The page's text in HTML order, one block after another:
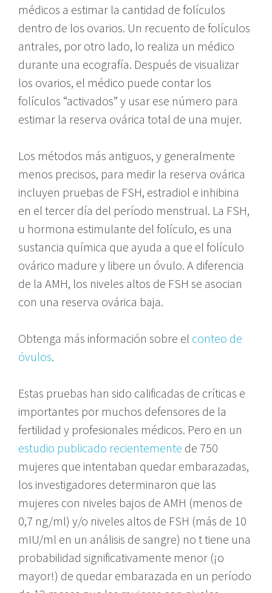
médicos a estimar la cantidad de folículos
dentro de los ovarios. Un recuento de folículos
antrales, por otro lado, lo realiza un médico
durante una ecografía. Después de visualizar
los ovarios, el médico puede contar los
folículos “activados” y usar ese número para
estimar la reserva ovárica total de una mujer.
Los métodos más antiguos, y generalmente
menos precisos, para medir la reserva ovárica
incluyen pruebas de FSH, estradiol e inhibina
en el tercer día del período menstrual. La FSH,
u hormona estimulante del folículo, es una
sustancia química que ayuda a que el folículo
ovárico madure y libere un óvulo. A diferencia
de la AMH, los niveles altos de FSH se asocian
con una reserva ovárica baja.
Obtenga más información sobre el conteo de
óvulos.
Estas pruebas han sido calificadas de críticas e
importantes por muchos defensores de la
fertilidad y profesionales médicos. Pero en un
estudio publicado recientemente de 750
mujeres que intentaban quedar embarazadas,
los investigadores determinaron que las
mujeres con niveles bajos de AMH (menos de
0,7 ng/ml) y/o niveles altos de FSH (más de 10
mIU/ml en un análisis de sangre) no t tiene una
probabilidad significativamente menor (¡o
mayor!) de quedar embarazada en un período